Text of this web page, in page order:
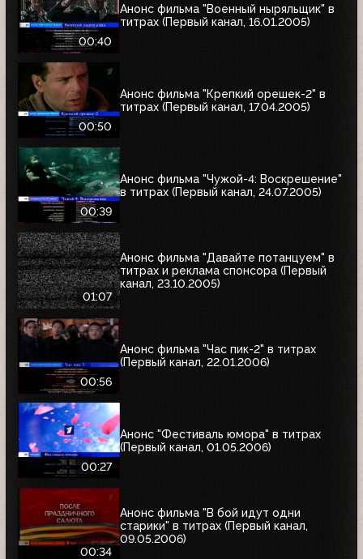
00:40
Анонс фильма "Военный ныряльщик" в
титрах (Первый канал, 16.01.2005)
00:50
Анонс фильма "Крепкий орешек-2" в
титрах (Первый канал, 17.04.2005)
00:39
Анонс фильма "Чужой-4: Воскрешение"
в титрах (Первый канал, 24.07.2005)
01:07
Анонс фильма "Давайте потанцуем" в
титрах и реклама спонсора (Первый
канал, 23.10.2005)
00:56
Анонс фильма "Час пик-2" в титрах
(Первый канал, 22.01.2006)
00:27
Анонс "Фестиваль юмора" в титрах
(Первый канал, 01.05.2006)
00:34
Анонс фильма "В бой идут одни
старики" в титрах (Первый канал,
09.05.2006)